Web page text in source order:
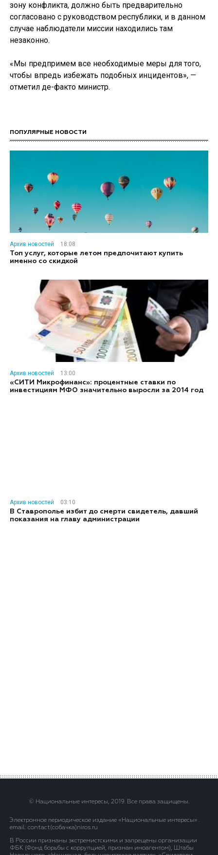
зону конфликта, должно быть предварительно
согласовано с руководством республики, и в данном
случае наблюдатели миссии находились там
незаконно.
«Мы предпримем все необходимые меры для того,
чтобы впредь избежать подобных инцидентов», —
отметил де-факто министр.
ПОПУЛЯРНЫЕ НОВОСТИ
Архив новостей
18:08
Топ услуг, которые летом предпочитают купить
именно со скидкой
Архив новостей
13:00
«СИТИ Микрофинанс»: процентные ставки по
инвестициям МФО значительно выросли за 2014 год
Архив новостей
03:10
В Ставрополье избит до смерти свидетель, давший
показания на главу администрации
© Национальные интересы, 2019. Все права защищены.
Электронное периодическое издание «Национальные интересы» .
email: contact(сoбaчка)niros.ru
В России признаны экстремистскими и запрещены организации
ФБК (Фонд борьбы с коррупцией, признан иноагентом), Штабы